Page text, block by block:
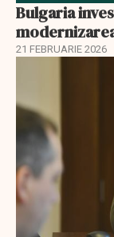
Bulgaria
21 FEBRUARIE 2026